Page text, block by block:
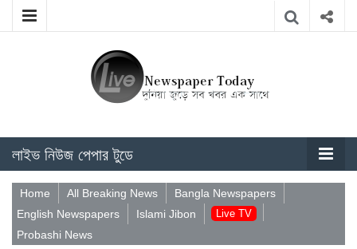
লাইভ নিউজ পেপার টুডে
Home All Breaking News
Bangla Newspapers
English Newspapers
Islami Jibon Live TV
Probashi News